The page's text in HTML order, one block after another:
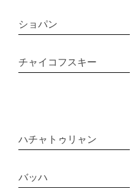
ショパン
チャイコフスキー
ハチャトゥリャン
バッハ